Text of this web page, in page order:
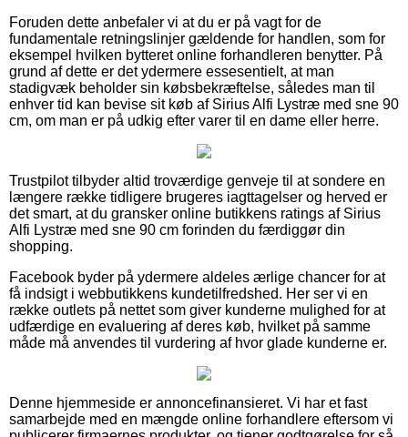
Foruden dette anbefaler vi at du er på vagt for de
fundamentale retningslinjer gældende for handlen, som for
eksempel hvilken bytteret online forhandleren benytter. På
grund af dette er det ydermere essesentielt, at man
stadigvæk beholder sin købsbekræftelse, således man til
enhver tid kan bevise sit køb af Sirius Alfi Lystræ med sne 90
cm, om man er på udkig efter varer til en dame eller herre.
Trustpilot tilbyder altid troværdige genveje til at sondere en
længere række tidligere brugeres iagttagelser og herved er
det smart, at du gransker online butikkens ratings af Sirius
Alfi Lystræ med sne 90 cm forinden du færdiggør din
shopping.
Facebook byder på ydermere aldeles ærlige chancer for at
få indsigt i webbutikkens kundetilfredshed. Her ser vi en
række outlets på nettet som giver kunderne mulighed for at
udfærdige en evaluering af deres køb, hvilket på samme
måde må anvendes til vurdering af hvor glade kunderne er.
Denne hjemmeside er annoncefinansieret. Vi har et fast
samarbejde med en mængde online forhandlere eftersom vi